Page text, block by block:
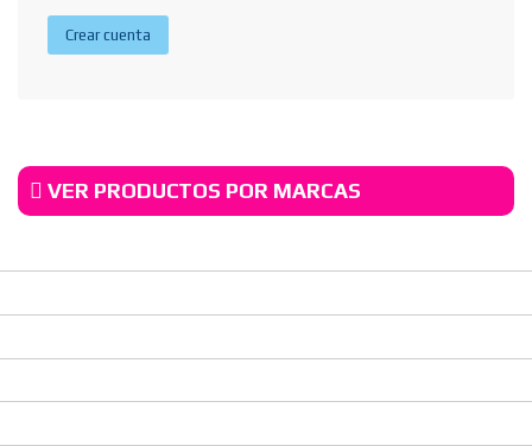
Crear cuenta
VER PRODUCTOS POR MARCAS